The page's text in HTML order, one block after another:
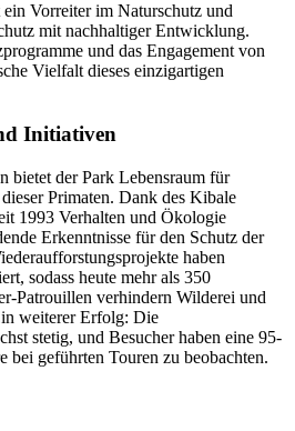
Vorreiter im Naturschutz und
mit nachhaltiger Entwicklung.
und das Engagement von
Vielfalt dieses einzigartigen
Initiativen
bietet der Park Lebensraum für
Primaten. Dank des Kibale
1993 Verhalten und Ökologie
Erkenntnisse für den Schutz der
haben
sodass heute mehr als 350
Patrouillen verhindern Wilderei und
weiterer Erfolg: Die
stetig, und Besucher haben eine 95-
bei geführten Touren zu beobachten.